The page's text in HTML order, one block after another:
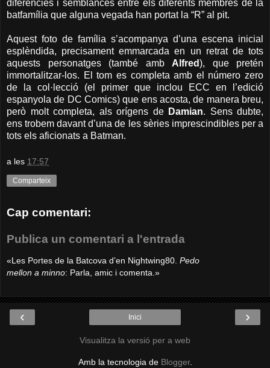
diferències i semblances entre els diferents membres de la
batfamília que alguna vegada han portat la “R” al pit.
Aquest foto de família s’acompanya d’una escena inicial
esplèndida, precisament emmarcada en un retrat de tots
aquests personatges (també amb Alfred), que pretén
immortalitzar-los. El tom es completa amb el número zero
de la col·lecció (el primer que inclou ECC en l’edició
espanyola de DC Comics) que ens acosta, de manera breu,
però molt completa, als orígens de Damian. Sens dubte,
ens trobem davant d’una de les sèries imprescindibles per a
tots els aficionats a Batman.
a les 17:57
Comparteix
Cap comentari:
Publica un comentari a l'entrada
«Les Portes de la Batcova d’en Nightwing80. Pedo
mellon a minno: Parla, amic i comenta.»
‹ ›
Inici
Visualitza la versió per a web
Amb la tecnologia de Blogger.